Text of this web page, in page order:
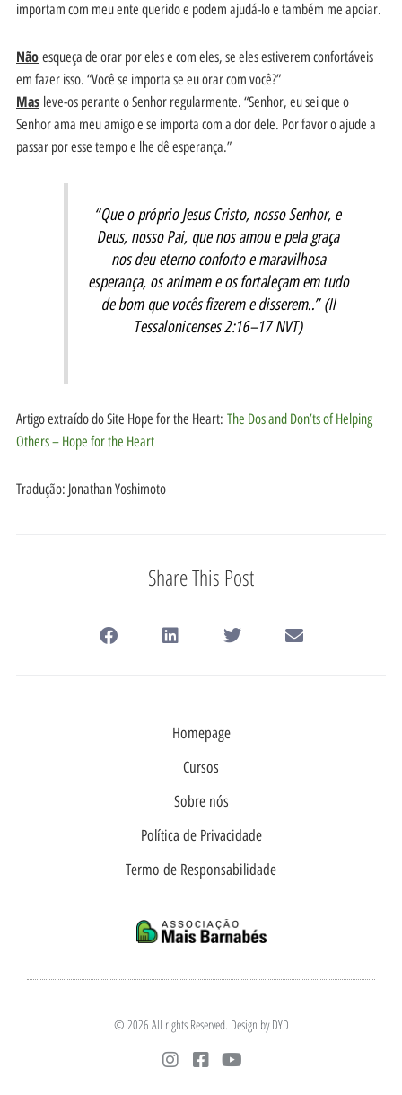
importam com meu ente querido e podem ajudá-lo e também me apoiar.
Não esqueça de orar por eles e com eles, se eles estiverem confortáveis
em fazer isso. “Você se importa se eu orar com você?”
Mas leve-os perante o Senhor regularmente. “Senhor, eu sei que o
Senhor ama meu amigo e se importa com a dor dele. Por favor o ajude a
passar por esse tempo e lhe dê esperança.”
“Que o próprio Jesus Cristo, nosso Senhor, e
Deus, nosso Pai, que nos amou e pela graça
nos deu eterno conforto e maravilhosa
esperança, os animem e os fortaleçam em tudo
de bom que vocês fizerem e disserem..” (II
Tessalonicenses 2:16–17 NVT)
Artigo extraído do Site Hope for the Heart: The Dos and Don’ts of Helping
Others – Hope for the Heart
Tradução: Jonathan Yoshimoto
Share This Post
Homepage
Cursos
Sobre nós
Política de Privacidade
Termo de Responsabilidade
© 2026 All rights Reserved. Design by DYD
I F Y